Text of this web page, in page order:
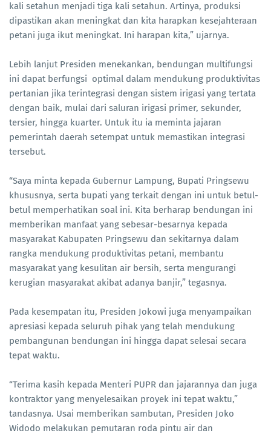
kali setahun menjadi tiga kali setahun. Artinya, produksi
dipastikan akan meningkat dan kita harapkan kesejahteraan
petani juga ikut meningkat. Ini harapan kita,” ujarnya.
Lebih lanjut Presiden menekankan, bendungan multifungsi
ini dapat berfungsi optimal dalam mendukung produktivitas
pertanian jika terintegrasi dengan sistem irigasi yang tertata
dengan baik, mulai dari saluran irigasi primer, sekunder,
tersier, hingga kuarter. Untuk itu ia meminta jajaran
pemerintah daerah setempat untuk memastikan integrasi
tersebut.
“Saya minta kepada Gubernur Lampung, Bupati Pringsewu
khususnya, serta bupati yang terkait dengan ini untuk betul-
betul memperhatikan soal ini. Kita berharap bendungan ini
memberikan manfaat yang sebesar-besarnya kepada
masyarakat Kabupaten Pringsewu dan sekitarnya dalam
rangka mendukung produktivitas petani, membantu
masyarakat yang kesulitan air bersih, serta mengurangi
kerugian masyarakat akibat adanya banjir,” tegasnya.
Pada kesempatan itu, Presiden Jokowi juga menyampaikan
apresiasi kepada seluruh pihak yang telah mendukung
pembangunan bendungan ini hingga dapat selesai secara
tepat waktu.
“Terima kasih kepada Menteri PUPR dan jajarannya dan juga
kontraktor yang menyelesaikan proyek ini tepat waktu,”
tandasnya. Usai memberikan sambutan, Presiden Joko
Widodo melakukan pemutaran roda pintu air dan